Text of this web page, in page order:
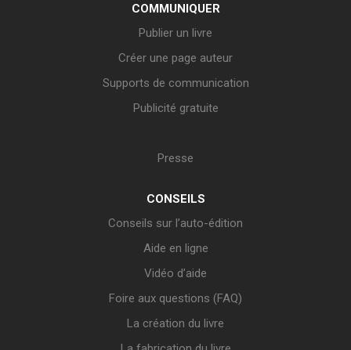
COMMUNIQUER
Publier un livre
Créer une page auteur
Supports de communication
Publicité gratuite
Presse
CONSEILS
Conseils sur l’auto-édition
Aide en ligne
Vidéo d’aide
Foire aux questions (FAQ)
La création du livre